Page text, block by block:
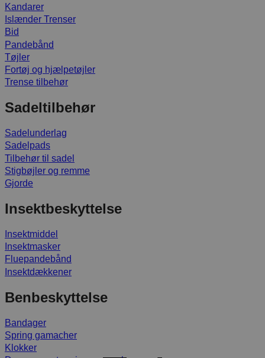
Kandarer
Islænder Trenser
Bid
Pandebånd
Tøjler
Fortøj og hjælpetøjler
Trense tilbehør
Sadeltilbehør
Sadelunderlag
Sadelpads
Tilbehør til sadel
Stigbøjler og remme
Gjorde
Insektbeskyttelse
Insektmiddel
Insektmasker
Fluepandebånd
Insektdækkener
Benbeskyttelse
Bandager
Spring gamacher
Klokker